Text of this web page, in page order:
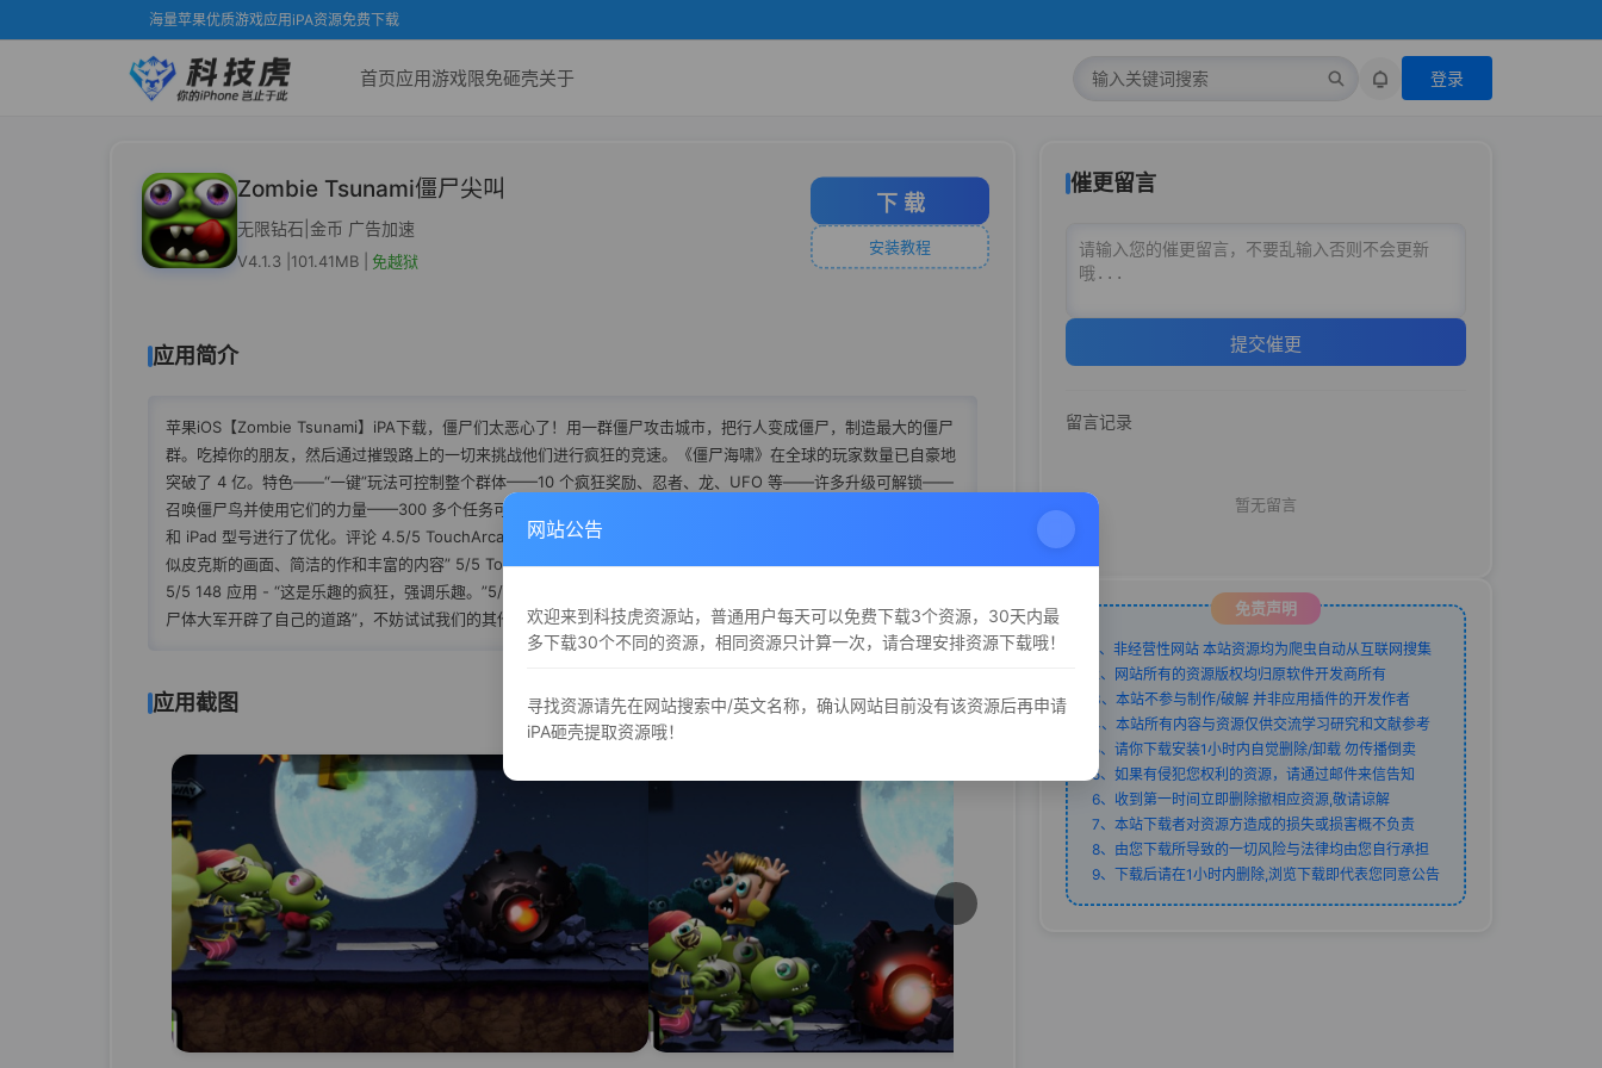
海量苹果优质游戏应用iPA资源免费下载
首页应用游戏限免砸壳关于 登录
网站公告
欢迎来到科技虎资源站，普通用户每天可以免费下载3个资源，30天内最
多下载30个不同的资源，相同资源只计算一次，请合理安排资源下载哦！
寻找资源请先在网站搜索中/英文名称，确认网站目前没有该资源后再申请
iPA砸壳提取资源哦！
Zombie Tsunami僵尸尖叫
无限钻石|金币 广告加速
V4.1.3 | 101.41MB | 免越狱
下 载
安装教程
应用简介
苹果iOS【Zombie Tsunami】iPA下载，僵尸们太恶心了！用一群僵尸攻击城市，把行人变成僵尸，制造最大的僵尸
群。吃掉你的朋友，然后通过摧毁路上的一切来挑战他们进行疯狂的竞速。《僵尸海啸》在全球的玩家数量已自豪地
突破了 4 亿。特色——“一键”玩法可控制整个群体——10 个疯狂奖励、忍者、龙、UFO 等——许多升级可解锁——
召唤僵尸鸟并使用它们的力量——300 多个任务可供消化——11 套可携带的套装——针对所有 iPhone、iPod touch
和 iPad 型号进行了优化。评论 4.5/5 TouchArcade - “僵尸海啸是一款你必须拥有的游戏” 5/5 AppSmile - “拥有类
似皮克斯的画面、简洁的作和丰富的内容” 5/5 TouchGen.net - “如果你正在寻找一款精彩的游戏，不用再找了！”4.
5/5 148 应用 - “这是乐趣的疯狂，强调乐趣。”5/5 AppSpy.com - “僵尸海啸以出色的黏土动画风格和行走、跳跃的
尸体大军开辟了自己的道路”，不妨试试我们的其他游戏：EDGE、交叉指头、完美细胞、卡车司机之乐。
应用截图
催更留言
提交催更
留言记录
暂无留言
免责声明
1、非经营性网站 本站资源均为爬虫自动从互联网搜集
2、网站所有的资源版权均归原软件开发商所有
3、本站不参与制作/破解 并非应用插件的开发作者
4、本站所有内容与资源仅供交流学习研究和文献参考
5、请你下载安装1小时内自觉删除/卸载 勿传播倒卖
5、如果有侵犯您权利的资源，请通过邮件来信告知
6、收到第一时间立即删除撤相应资源,敬请谅解
7、本站下载者对资源方造成的损失或损害概不负责
8、由您下载所导致的一切风险与法律均由您自行承担
9、下载后请在1小时内删除,浏览下载即代表您同意公告